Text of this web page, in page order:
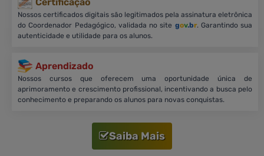
Nossos certificados digitais são legitimados pela assinatura eletrônica
do Coordenador Pedagógico, validada no site gov.br. Garantindo sua
autenticidade e utilidade para os alunos.
Aprendizado
Nossos cursos que oferecem uma oportunidade única de
aprimoramento e crescimento profissional, incentivando a busca pelo
conhecimento e preparando os alunos para novas conquistas.
Saiba Mais